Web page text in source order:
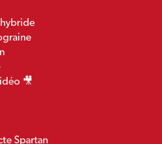
🎥
Spartan